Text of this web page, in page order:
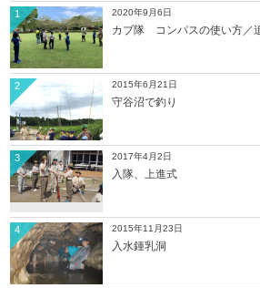
2020年9月6日
カブ隊 コンパスの使い方／
1
2015年6月21日
守谷沼で釣り
2
2017年4月2日
入隊、上進式
3
2015年11月23日
入水鍾乳洞
4